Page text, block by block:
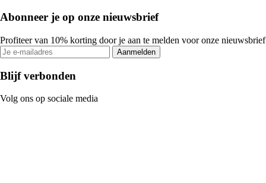
Abonneer je op onze nieuwsbrief
Profiteer van 10% korting door je aan te melden voor onze nieuwsbrief
Aanmelden
Blijf verbonden
Volg ons op sociale media